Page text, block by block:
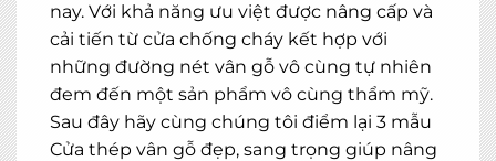
nay. Với khả năng ưu việt được nâng cấp và
cải tiến từ cửa chống cháy kết hợp với
những đường nét vân gỗ vô cùng tự nhiên
đem đến một sản phẩm vô cùng thẩm mỹ.
Sau đây hãy cùng chúng tôi điểm lại 3 mẫu
Cửa thép vân gỗ đẹp, sang trọng giúp nâng